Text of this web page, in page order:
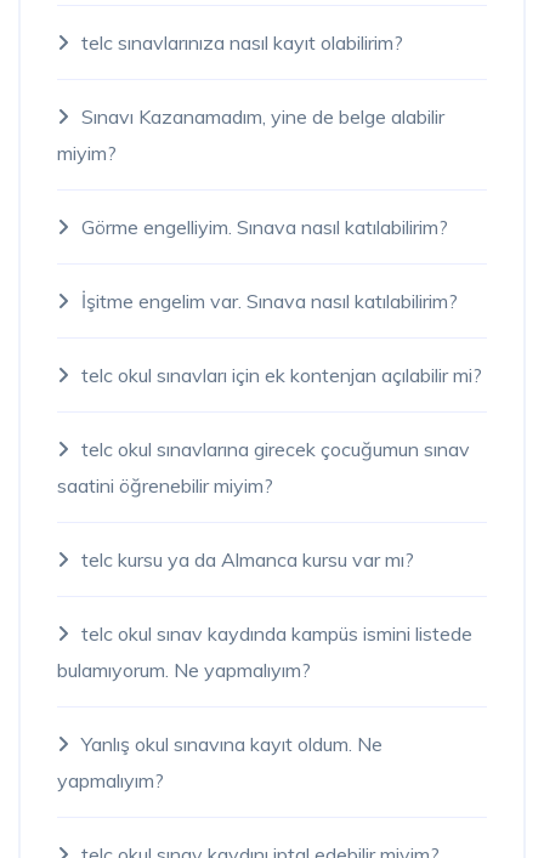
telc sınavlarınıza nasıl kayıt olabilirim?
Sınavı Kazanamadım, yine de belge alabilir
miyim?
Görme engelliyim. Sınava nasıl katılabilirim?
İşitme engelim var. Sınava nasıl katılabilirim?
telc okul sınavları için ek kontenjan açılabilir mi?
telc okul sınavlarına girecek çocuğumun sınav
saatini öğrenebilir miyim?
telc kursu ya da Almanca kursu var mı?
telc okul sınav kaydında kampüs ismini listede
bulamıyorum. Ne yapmalıyım?
Yanlış okul sınavına kayıt oldum. Ne
yapmalıyım?